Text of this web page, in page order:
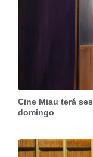
Cine Miau terá
domingo